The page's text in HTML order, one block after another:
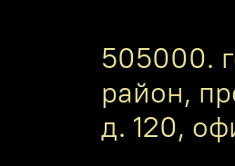
505000.
район,
д. 120,